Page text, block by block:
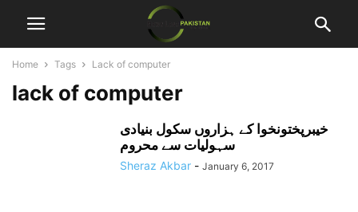
Home Tags Lack of computer
lack of computer
خیبرپختونخوا کے ہزاروں سکول بنیادی
سہولیات سے محروم
Sheraz Akbar - January 6, 2017